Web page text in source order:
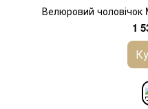
Велюровий чоловічок
1